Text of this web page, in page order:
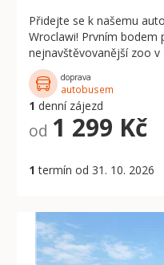
Přidejte se k našemu
Wroclawi! Prvním bodem
nejnavštěvovanější zoo v
doprava
autobusem
1 denní zájezd
od 1 299 Kč
1 termín od 31. 10. 2026